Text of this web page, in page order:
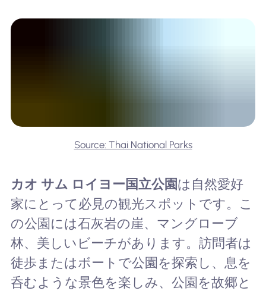
Source: Thai National Parks
カオ サム ロイヨー国立公園は自然愛好
家にとって必見の観光スポットです。こ
の公園には石灰岩の崖、マングローブ
林、美しいビーチがあります。訪問者は
徒歩またはボートで公園を探索し、息を
呑むような景色を楽しみ、公園を故郷と